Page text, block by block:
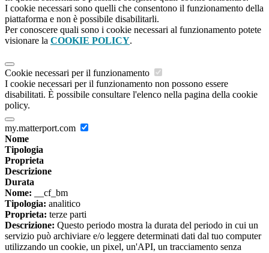
I cookie necessari sono quelli che consentono il funzionamento della
piattaforma e non è possibile disabilitarli.
Per conoscere quali sono i cookie necessari al funzionamento potete
visionare la COOKIE POLICY.
Cookie necessari per il funzionamento
I cookie necessari per il funzionamento non possono essere
disabilitati. È possibile consultare l'elenco nella pagina della cookie
policy.
my.matterport.com
Nome
Tipologia
Proprieta
Descrizione
Durata
Nome: __cf_bm
Tipologia: analitico
Proprieta: terze parti
Descrizione: Questo periodo mostra la durata del periodo in cui un
servizio può archiviare e/o leggere determinati dati dal tuo computer
utilizzando un cookie, un pixel, un'API, un tracciamento senza